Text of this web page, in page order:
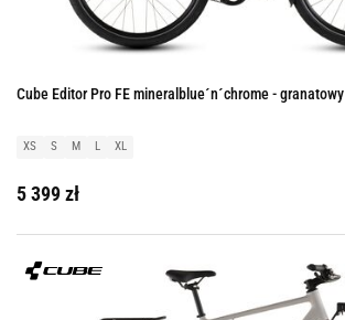
Cube Editor Pro FE mineralblue´n´chrome - granatowy
XS S M L XL
5 399 zł